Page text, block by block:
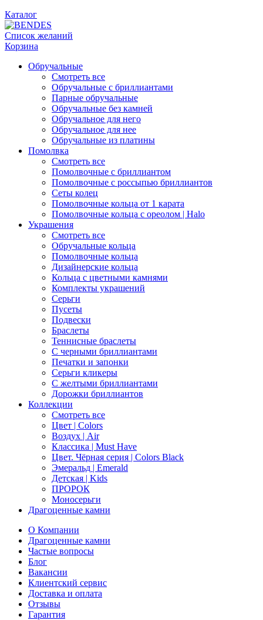
Каталог
Список желаний
Корзина
Обручальные
Смотреть все
Обручальные с бриллиантами
Парные обручальные
Обручальные без камней
Обручальное для него
Обручальное для нее
Обручальные из платины
Помолвка
Смотреть все
Помолвочные с бриллиантом
Помолвочные с россыпью бриллиантов
Сеты колец
Помолвочные кольца от 1 карата
Помолвочные кольца с ореолом | Halo
Украшения
Смотреть все
Обручальные кольца
Помолвочные кольца
Дизайнерские кольца
Кольца с цветными камнями
Комплекты украшений
Серьги
Пусеты
Подвески
Браслеты
Теннисные браслеты
C черными бриллиантами
Печатки и запонки
Серьги кликеры
С желтыми бриллиантами
Дорожки бриллиантов
Коллекции
Смотреть все
Цвет | Colors
Воздух | Air
Классика | Must Have
Цвет. Чёрная серия | Colors Black
Эмеральд | Emerald
Детская | Kids
ПРОРОК
Моносерьги
Драгоценные камни
О Компании
Драгоценные камни
Частые вопросы
Блог
Вакансии
Клиентский сервис
Доставка и оплата
Отзывы
Гарантия